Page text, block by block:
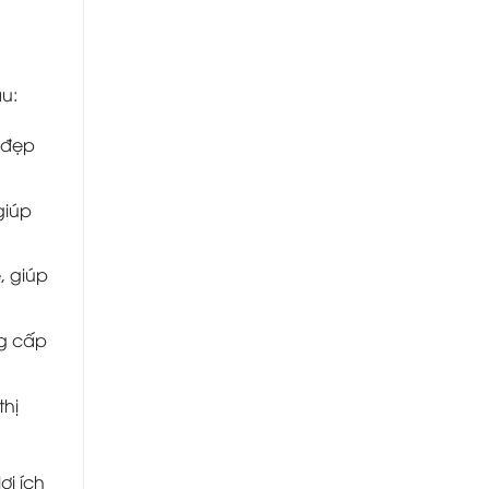
giúp
cấp
ích